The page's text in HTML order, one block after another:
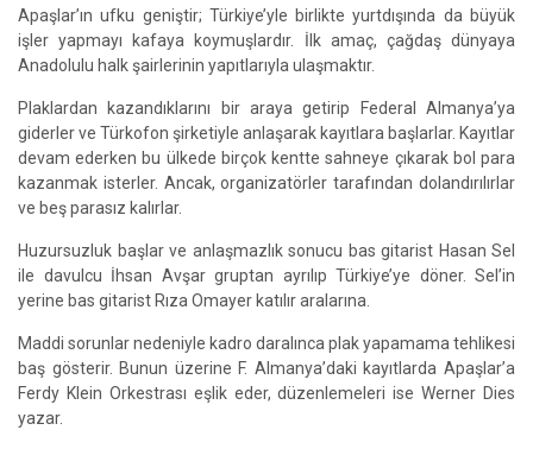
Apaşlar’ın ufku geniştir; Türkiye’yle birlikte yurtdışında da büyük
işler yapmayı kafaya koymuşlardır. İlk amaç, çağdaş dünyaya
Anadolulu halk şairlerinin yapıtlarıyla ulaşmaktır.
Plaklardan kazandıklarını bir araya getirip Federal Almanya’ya
giderler ve Türkofon şirketiyle anlaşarak kayıtlara başlarlar. Kayıtlar
devam ederken bu ülkede birçok kentte sahneye çıkarak bol para
kazanmak isterler. Ancak, organizatörler tarafından dolandırılırlar
ve beş parasız kalırlar.
Huzursuzluk başlar ve anlaşmazlık sonucu bas gitarist Hasan Sel
ile davulcu İhsan Avşar gruptan ayrılıp Türkiye’ye döner. Sel’in
yerine bas gitarist Rıza Omayer katılır aralarına.
Maddi sorunlar nedeniyle kadro daralınca plak yapamama tehlikesi
baş gösterir. Bunun üzerine F. Almanya’daki kayıtlarda Apaşlar’a
Ferdy Klein Orkestrası eşlik eder, düzenlemeleri ise Werner Dies
yazar.